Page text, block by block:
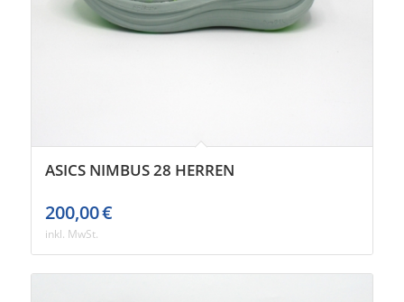
ASICS NIMBUS 28 HERREN
200,00€
inkl. MwSt.